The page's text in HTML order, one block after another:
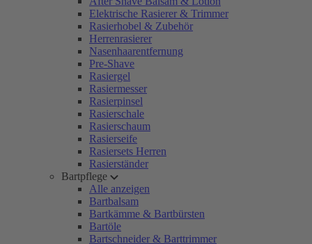
Elektrische Rasierer & Trimmer
Rasierhobel & Zubehör
Herrenrasierer
Nasenhaarentfernung
Pre-Shave
Rasiergel
Rasiermesser
Rasierpinsel
Rasierschale
Rasierschaum
Rasierseife
Rasiersets Herren
Rasierständer
Bartpflege
Alle anzeigen
Bartbalsam
Bartkämme & Bartbürsten
Bartöle
Bartschneider & Barttrimmer